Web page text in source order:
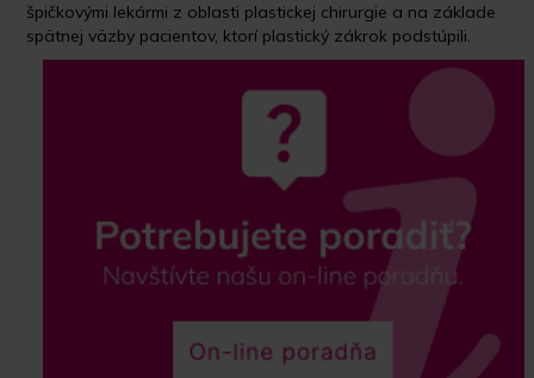
špičkovými lekármi z oblasti plastickej chirurgie a na základe
spätnej väzby pacientov, ktorí plastický zákrok podstúpili.